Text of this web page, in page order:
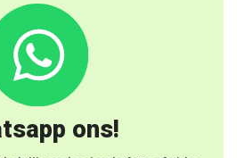
ons!